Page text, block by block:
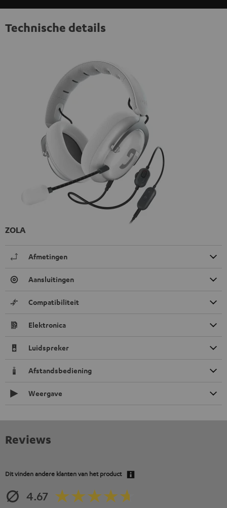
Technische details
ZOLA
Afmetingen
Aansluitingen
Compatibiliteit
Elektronica
Luidspreker
Afstandsbediening
Weergave
Reviews
Dit vinden andere klanten van het product
4.67